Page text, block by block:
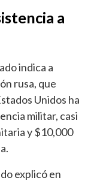
a
indica a
rusa, que
Unidos ha
militar, casi
y $10,000
explicó en